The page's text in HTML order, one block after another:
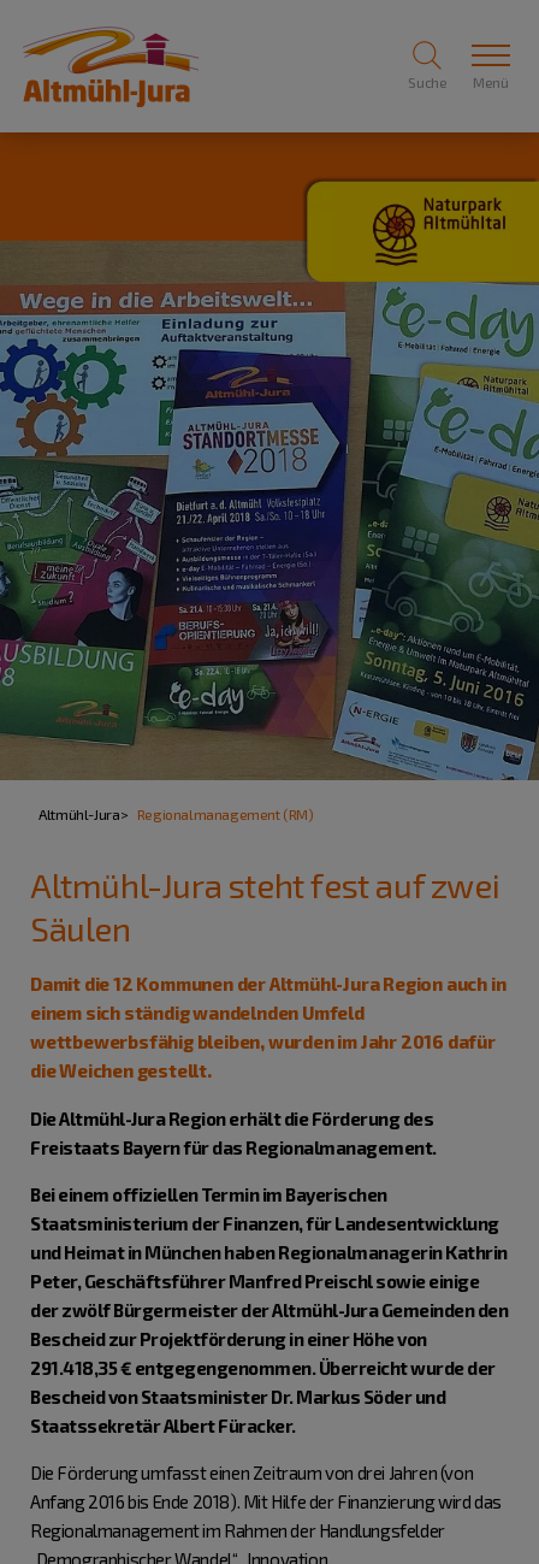
Suche Menü
Altmühl-Jura Regionalmanagement (RM)
Altmühl-Jura steht fest auf zwei
Säulen
Damit die 12 Kommunen der Altmühl-Jura Region auch in
einem sich ständig wandelnden Umfeld
wettbewerbsfähig bleiben, wurden im Jahr 2016 dafür
die Weichen gestellt.
Die Altmühl-Jura Region erhält die Förderung des
Freistaats Bayern für das Regionalmanagement.
Bei einem offiziellen Termin im Bayerischen
Staatsministerium der Finanzen, für Landesentwicklung
und Heimat in München haben Regionalmanagerin Kathrin
Peter, Geschäftsführer Manfred Preischl sowie einige
der zwölf Bürgermeister der Altmühl-Jura Gemeinden den
Bescheid zur Projektförderung in einer Höhe von
291.418,35 € entgegengenommen. Überreicht wurde der
Bescheid von Staatsminister Dr. Markus Söder und
Staatssekretär Albert Füracker.
Die Förderung umfasst einen Zeitraum von drei Jahren (von
Anfang 2016 bis Ende 2018). Mit Hilfe der Finanzierung wird das
Regionalmanagement im Rahmen der Handlungsfelder
„Demographischer Wandel“, „Innovation